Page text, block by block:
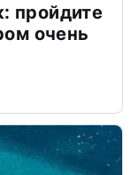
пройдите
очень